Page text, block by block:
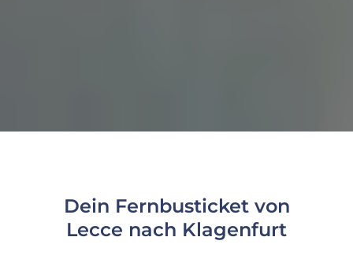
Dein Fernbusticket von
Lecce nach Klagenfurt